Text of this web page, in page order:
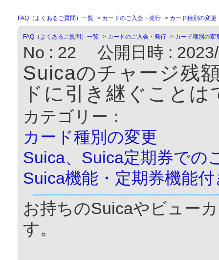
FAQ（よくあるご質問）一覧 > カードのご入会・発行 > カード種別の変更
FAQ（よくあるご質問）一覧 > カードのご入会・発行 > カード種別の変
No : 22 公開日時 :
Suicaのチャージ残
ドに引き継ぐこと
カテゴリー：
カード種別の変更
Suica、Suica定期券での
Suica機能・定期券機能
お持ちのSuicaやビュー
す。